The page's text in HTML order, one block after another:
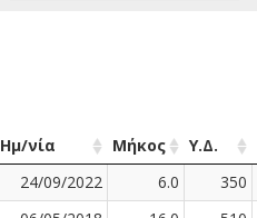
Ημ/νία Μήκος Υ.Δ.
24/09/2022 6.0 350